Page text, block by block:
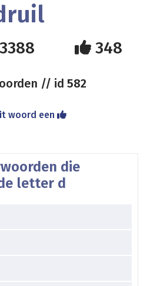
3388 348
// id 582
woord een
die
letter d